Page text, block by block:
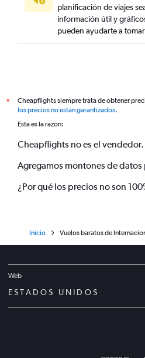
planificación de viajes
información útil y
pueden ayudarte a
*
Cheapflights siempre trata de obtener
los precios no están garantizados.
Esta es la razón:
Cheapflights no es el vendedor.
Agregamos montones de datos
¿Por qué los precios no son
Inicio Vuelos baratos de
Web
ESTADOS UNIDOS